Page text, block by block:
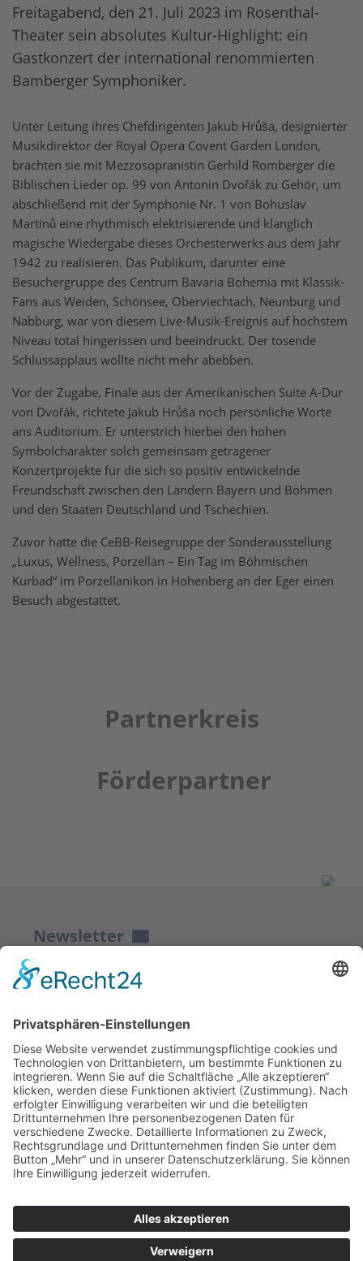
Freitagabend, den 21. Juli 2023 im Rosenthal-
Theater sein absolutes Kultur-Highlight: ein
Gastkonzert der international renommierten
Bamberger Symphoniker.
Unter Leitung ihres Chefdirigenten Jakub Hrůša, designierter
Musikdirektor der Royal Opera Covent Garden London,
brachten sie mit Mezzosopranistin Gerhild Romberger die
Biblischen Lieder op. 99 von Antonin Dvořák zu Gehör, um
abschließend mit der Symphonie Nr. 1 von Bohuslav
Martinů eine rhythmisch elektrisierende und klanglich
magische Wiedergabe dieses Orchesterwerks aus dem Jahr
1942 zu realisieren. Das Publikum, darunter eine
Besuchergruppe des Centrum Bavaria Bohemia mit Klassik-
Fans aus Weiden, Schönsee, Oberviechtach, Neunburg und
Nabburg, war von diesem Live-Musik-Ereignis auf höchstem
Niveau total hingerissen und beeindruckt. Der tosende
Schlussapplaus wollte nicht mehr abebben.
Vor der Zugabe, Finale aus der Amerikanischen Suite A-Dur
von Dvořák, richtete Jakub Hrůša noch persönliche Worte
ans Auditorium. Er unterstrich hierbei den hohen
Symbolcharakter solch gemeinsam getragener
Konzertprojekte für die sich so positiv entwickelnde
Freundschaft zwischen den Ländern Bayern und Böhmen
und den Staaten Deutschland und Tschechien.
Zuvor hatte die CeBB-Reisegruppe der Sonderausstellung
„Luxus, Wellness, Porzellan – Ein Tag im Böhmischen
Kurbad“ im Porzellanikon in Hohenberg an der Eger einen
Besuch abgestattet.
Partnerkreis
Förderpartner
Newsletter
ZUR ANMELDUNG
Redaktion bbkult.net
Centrum Bavaria Bohemia (CeBB)
Dr. Veronika Hofinger
Freyung 1, 92539 Schönsee
Tel.:+49 (0)9674 / 92 48 78
veronika.hofinger@cebb.de